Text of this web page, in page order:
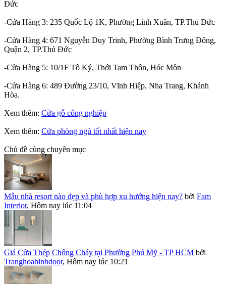
Đức
-Cửa Hàng 3: 235 Quốc Lộ 1K, Phường Linh Xuân, TP.Thủ Đức
-Cửa Hàng 4: 671 Nguyễn Duy Trinh, Phường Bình Trưng Đông,
Quận 2, TP.Thủ Đức
-Cửa Hàng 5: 10/1F Tô Ký, Thới Tam Thôn, Hóc Môn
-Cửa Hàng 6: 489 Đường 23/10, Vĩnh Hiệp, Nha Trang, Khánh
Hòa.
Xem thêm: Cửa gỗ công nghiệp
Xem thêm: Cửa phòng ngủ tốt nhất hiện nay
Chủ đề cùng chuyên mục
Mẫu nhà resort nào đẹp và phù hợp xu hướng hiện nay? bởi Fam
Interior, Hôm nay lúc 11:04
Giá Cửa Thép Chống Cháy tại Phường Phú Mỹ - TP HCM bởi
Tranghoabinhdoor, Hôm nay lúc 10:21